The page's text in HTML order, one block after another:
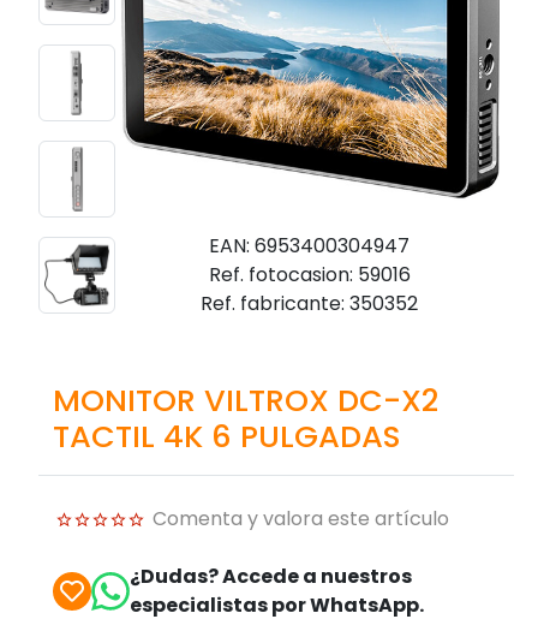
EAN: 6953400304947
Ref. fotocasion: 59016
Ref. fabricante: 350352
MONITOR VILTROX DC-X2
TACTIL 4K 6 PULGADAS
Comenta y valora este artículo
¿Dudas? Accede a nuestros
especialistas por WhatsApp.